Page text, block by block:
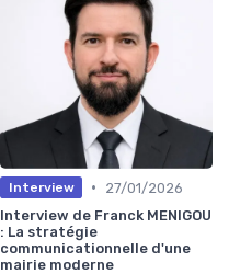
Interview •
27/01/2026
Interview de Franck MENIGOU
: La stratégie
communicationnelle d'une
mairie moderne